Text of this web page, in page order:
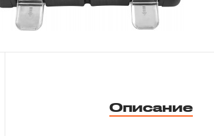
Партнерам
Описание